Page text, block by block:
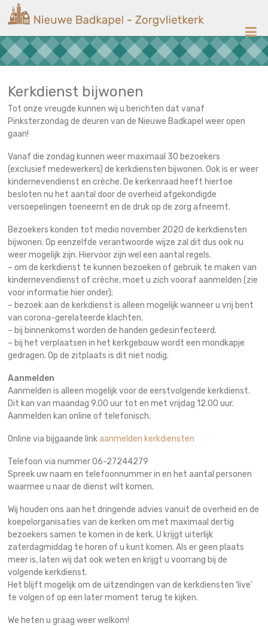
naar
inhoud
Nieuwe
Badkapel
Kerk
Kerkdienst bijwonen
Tot onze vreugde kunnen wij u berichten dat vanaf
Pinksterzondag de deuren van de Nieuwe Badkapel weer open
gaan!
Vanaf die zondag kunnen weer maximaal 30 bezoekers
(exclusief medewerkers) de kerkdiensten bijwonen. Ook is er weer
kindernevendienst en crèche. De kerkenraad heeft hiertoe
besloten nu het aantal door de overheid afgekondigde
versoepelingen toeneemt en de druk op de zorg afneemt.
Bezoekers konden tot medio november 2020 de kerkdiensten
bijwonen. Op eenzelfde verantwoorde wijze zal dit dus ook nu
weer mogelijk zijn. Hiervoor zijn wel een aantal regels.
– om de kerkdienst te kunnen bezoeken of gebruik te maken van
kindernevendienst of crèche, moet u zich vooraf aanmelden (zie
voor informatie hier onder);
– bezoek aan de kerkdienst is alleen mogelijk wanneer u vrij bent
van corona-gerelateerde klachten.
– bij binnenkomst worden de handen gedesinfecteerd.
– bij het verplaatsen in het kerkgebouw wordt een mondkapje
gedragen. Op de zitplaats is dit niet nodig.
Aanmelden
Aanmelden is alleen mogelijk voor de eerstvolgende kerkdienst.
Dit kan van maandag 9.00 uur tot en met vrijdag 12.00 uur.
Aanmelden kan online of telefonisch.
Online via bijgaande linkaanmelden kerkdiensten
Telefoon via nummer 06-27244279
Spreek uw naam en telefoonnummer in en het aantal personen
waarmee u naar de dienst wilt komen.
Wij houden ons aan het dringende advies vanuit de overheid en de
koepelorganisaties van de kerken om met maximaal dertig
bezoekers samen te komen in de kerk. U krijgt uiterlijk
zaterdagmiddag te horen of u kunt komen. Als er geen plaats
meer is, laten wij dat ook weten en krijgt u voorrang bij de
volgende kerkdienst.
Het blijft mogelijk om de uitzendingen van de kerkdiensten ‘live’
te volgen of op een later moment terug te kijken.
We heten u graag weer welkom!